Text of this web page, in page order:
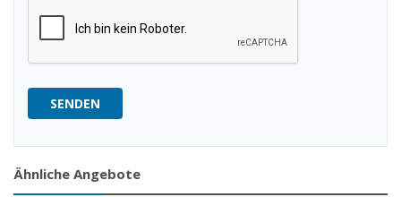
SENDEN
Ähnliche Angebote